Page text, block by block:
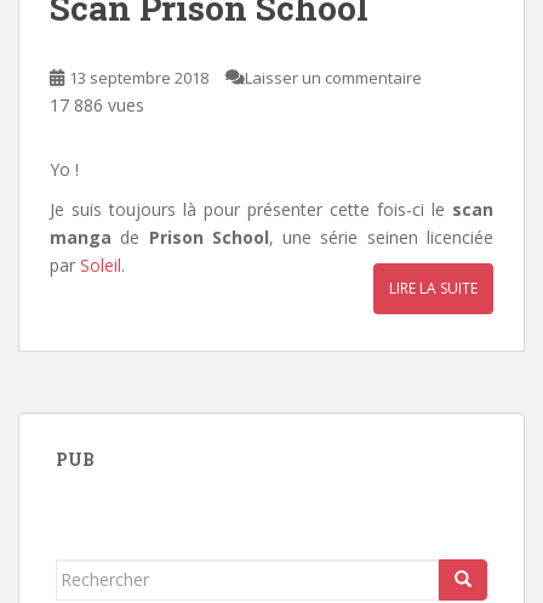
13 septembre 2018 Laisser un commentaire
17 886 vues
Yo !
Je suis toujours là pour présenter cette fois-ci le scan
manga de Prison School, une série seinen licenciée
par Soleil.
LIRE LA SUITE
PUB
Rechercher...